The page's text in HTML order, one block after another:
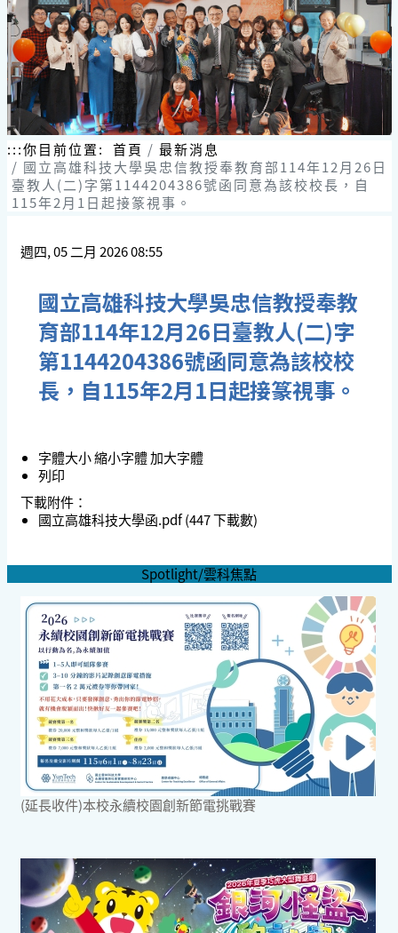
跳
到
主
要
內
容
區
塊
:::你目前位置: 首頁
最新消息
國立高雄科技大學吳忠信教授奉教育部114年12月26日
臺教人(二)字第1144204386號函同意為該校校長，自
115年2月1日起接篆視事。
週四, 05 二月 2026 08:55
國立高雄科技大學吳忠信教授奉教
育部114年12月26日臺教人(二)字
第1144204386號函同意為該校校
長，自115年2月1日起接篆視事。
字體大小縮小字體加大字體
列印
下載附件：
國立高雄科技大學函.pdf (447 下載數)
Spotlight/雲科焦點
(延長收件)本校永續校園創新節電挑戰賽